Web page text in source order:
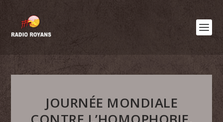
JOURNÉE MONDIALE